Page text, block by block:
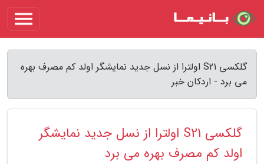
گلکسی S21 اولترا از نسل جدید نمایشگر اولد کم مصرف بهره
می برد - اردکان خبر
گلکسی S21 اولترا از نسل جدید نمایشگر
اولد کم مصرف بهره می برد